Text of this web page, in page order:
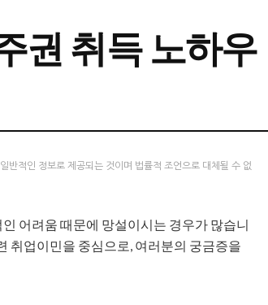
권 취득 노하우
반적인 정보로 제공되는 것이며 법률적 조언으로 대체될 수 없
어려움 때문에 망설이시는 경우가 많습니
취업이민을 중심으로, 여러분의 궁금증을